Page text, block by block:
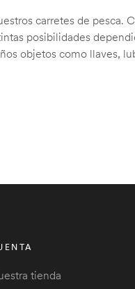
carretes de pesca.
posibilidades
objetos como llaves,
tienda